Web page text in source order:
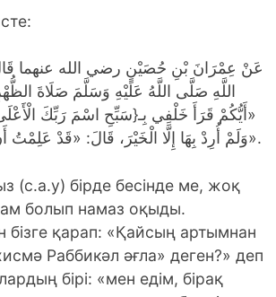
عَنْ عِمْرَانَ بْنِ حُصَيْنٍ رضي الله عنهما
اللَّهِ صَلَّى اللَّهُ عَلَيْهِ وَسَلَّمَ صَلَاةَ
«أَيُّكُمْ قَرَأَ خَلْفِي بِـ{سَبِّحِ اسْمَ رَبِّكَ
وَلَمْ أُرِدْ بِهَا إِلَّا الْخَيْرَ، قَالَ: «قَدْ عَلِمْتُ أَنَّ بَعْضَكُمْ خَالَجَنِيهَا».
(с.а.у) бірде бесінде ме, жоқ
болып намаз оқыды.
бізге қарап: «Қайсың артымнан
Раббикәл әғла» деген?» деп
бірі: «мен едім, бірақ